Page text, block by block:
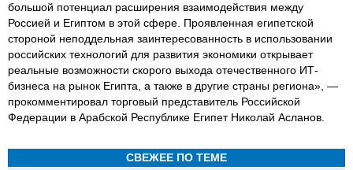
большой потенциал расширения взаимодействия между
Россией и Египтом в этой сфере. Проявленная египетской
стороной неподдельная заинтересованность в использовании
российских технологий для развития экономики открывает
реальные возможности скорого выхода отечественного ИТ-
бизнеса на рынок Египта, а также в другие страны региона», —
прокомментировал торговый представитель Российской
Федерации в Арабской Республике Египет Николай Асланов.
СВЕЖЕЕ ПО ТЕМЕ